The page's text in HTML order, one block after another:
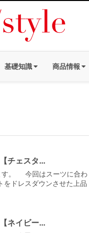
基礎知識 商品情報
チェスタ…
す。 今回はスーツに合わ
をドレスダウンさせた上品
ネイビー…